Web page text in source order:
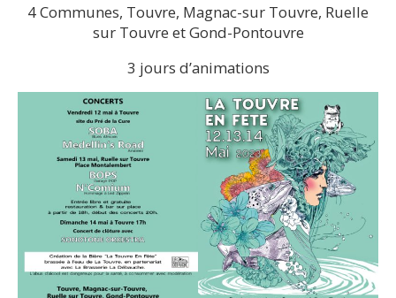
4 Communes, Touvre, Magnac-sur Touvre, Ruelle
sur Touvre et Gond-Pontouvre
3 jours d’animations